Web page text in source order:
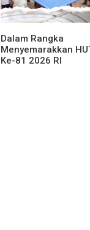
Dalam Rangka
Menyemarakkan
Ke-81 2026 RI